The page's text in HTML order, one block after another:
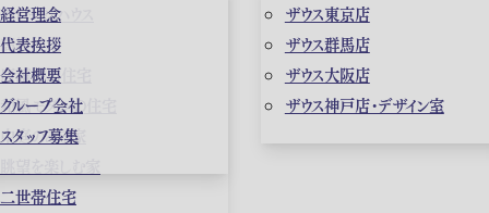
ガレージハウス
高級住宅
店舗併用住宅
和風モダンの住宅
中庭のある家
二世帯住宅
経営理念
代表挨拶
会社概要
グループ会社
スタッフ募集
ザウス東京店
ザウス群馬店
ザウス大阪店
ザウス神戸店・デザイン室